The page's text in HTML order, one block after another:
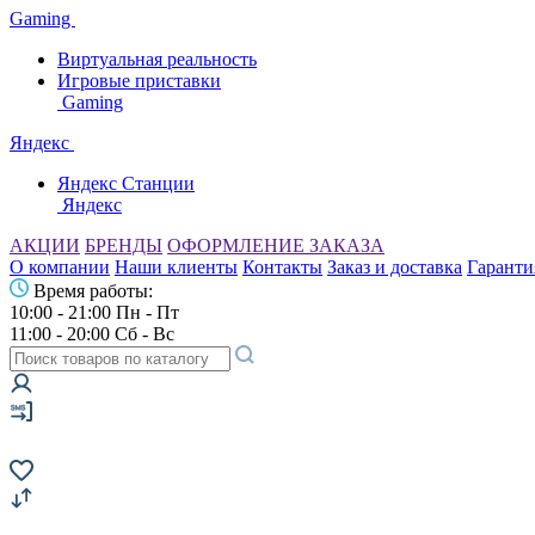
Gaming
Виртуальная реальность
Игровые приставки
Gaming
Яндекс
Яндекс Станции
Яндекс
АКЦИИ БРЕНДЫ ОФОРМЛЕНИЕ ЗАКАЗА
О компании Наши клиенты Контакты Заказ и доставка
Время работы:
10:00 - 21:00 Пн - Пт
11:00 - 20:00 Сб - Вс